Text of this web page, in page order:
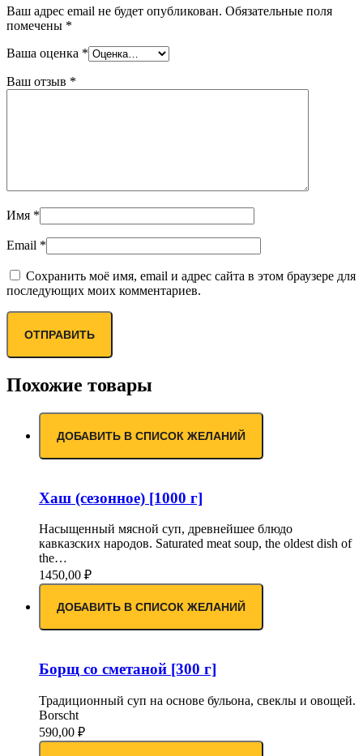
Ваш адрес email не будет опубликован. Обязательные поля
помечены *
Ваша оценка *
Ваш отзыв *
Имя *
Email *
Сохранить моё имя, email и адрес сайта в этом браузере для
последующих моих комментариев.
Похожие товары
ДОБАВИТЬ В СПИСОК ЖЕЛАНИЙ
Хаш (сезонное) [1000 г]
Насыщенный мясной суп, древнейшее блюдо
кавказских народов. Saturated meat soup, the oldest dish of
the…
1450,00 ₽
ДОБАВИТЬ В СПИСОК ЖЕЛАНИЙ
Борщ со сметаной [300 г]
Традиционный суп на основе бульона, свеклы и овощей.
Borscht
590,00 ₽